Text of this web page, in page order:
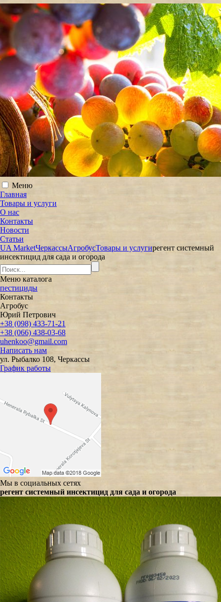
Меню
Главная
Товары и услуги
О нас
Контакты
Новости
Статьи
UA MarketЧеркассыАгробусТовары и услугирегент системный
инсектицид для сада и огорода
Меню каталога
пестициды
Контакты
Агробус
Юрий Петрович
+38 (098) 433-71-21
+38 (066) 438-03-68
uhenkoo@gmail.com
Написать нам
ул. Рыбалко 108, Черкассы
График работы
Мы в социальных сетях
регент системный инсектицид для сада и огорода